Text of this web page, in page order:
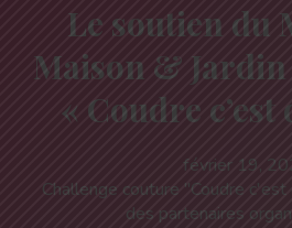
Le soutien du
Maison &
« Coudre
février 19,
Challenge couture "Coudre c'est
des partenaires